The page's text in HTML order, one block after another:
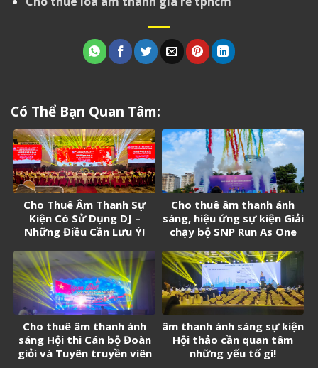
Có Thể Bạn Quan Tâm:
Cho Thuê Âm Thanh Sự
Kiện Có Sử Dụng DJ –
Những Điều Cần Lưu Ý!
Cho thuê âm thanh ánh
sáng, hiệu ứng sự kiện Giải
chạy bộ SNP Run As One
Cho thuê âm thanh ánh
sáng Hội thi Cán bộ Đoàn
giỏi và Tuyên truyền viên
âm thanh ánh sáng sự kiện
Hội thảo cần quan tâm
những yếu tố gì!